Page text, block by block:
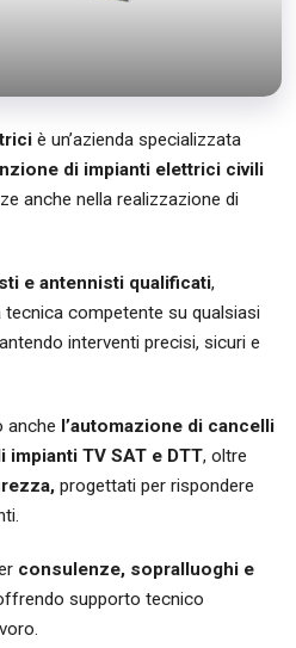
è un’azienda specializzata
di impianti elettrici civili
anche nella realizzazione di
e antennisti qualificati,
tecnica competente su qualsiasi
interventi precisi, sicuri e
anche l’automazione di cancelli
impianti TV SAT e DTT, oltre
progettati per rispondere
consulenze, sopralluoghi e
supporto tecnico